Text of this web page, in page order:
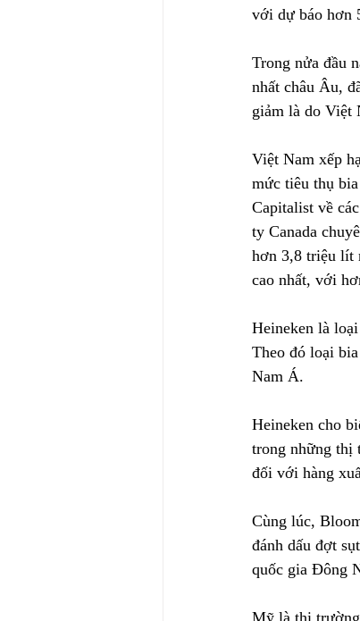
với dự báo hơn
Trong nửa đầu
nhất châu Âu,
giảm là do Việt
Việt Nam xếp
mức tiêu thụ
Capitalist về
ty Canada
hơn 3,8 triệu lít
cao nhất, với
Heineken là
Theo đó loại
Nam Á.
Heineken cho
trong những thị
đối với hàng
Cùng lúc,
đánh dấu đợt
quốc gia Đông
Mỹ là thị